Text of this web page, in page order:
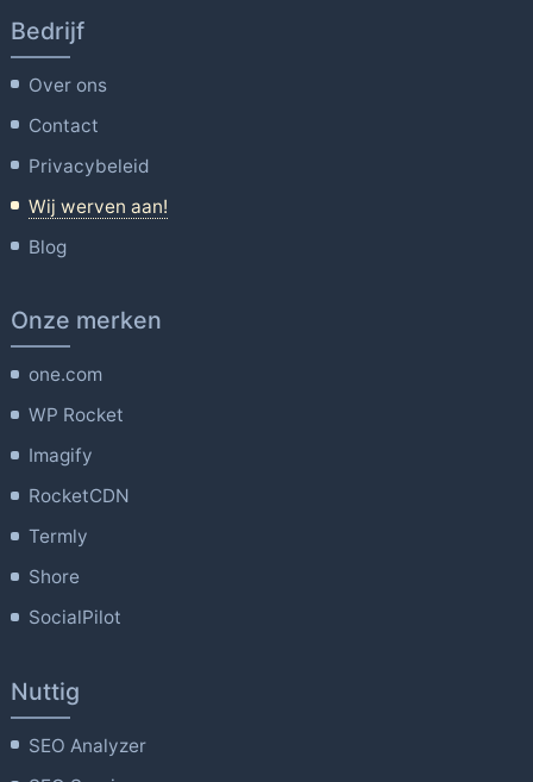
Bedrijf
Over ons
Contact
Privacybeleid
Wij werven aan!
Blog
Onze merken
one.com
WP Rocket
Imagify
RocketCDN
Termly
Shore
SocialPilot
Nuttig
SEO Analyzer